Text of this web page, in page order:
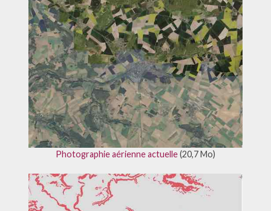
Photographie aérienne actuelle(20,7 Mo)